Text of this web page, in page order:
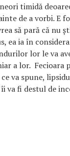
timidă
de a vorbi. E
să pară că nu
ea ia în
lor le va
a lor. Fecioara
ce va spune,
îi va fi destul de